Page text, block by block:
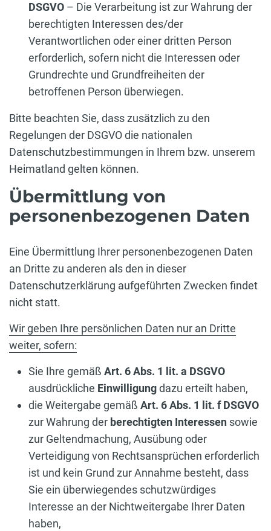
DSGVO – Die Verarbeitung ist zur Wahrung der
berechtigten Interessen des/der
Verantwortlichen oder einer dritten Person
erforderlich, sofern nicht die Interessen oder
Grundrechte und Grundfreiheiten der
betroffenen Person überwiegen.
Bitte beachten Sie, dass zusätzlich zu den
Regelungen der DSGVO die nationalen
Datenschutzbestimmungen in Ihrem bzw. unserem
Heimatland gelten können.
Übermittlung von
personenbezogenen Daten
Eine Übermittlung Ihrer personenbezogenen Daten
an Dritte zu anderen als den in dieser
Datenschutzerklärung aufgeführten Zwecken findet
nicht statt.
Wir geben Ihre persönlichen Daten nur an Dritte
weiter, sofern:
Sie Ihre gemäß Art. 6 Abs. 1 lit. a DSGVO
ausdrückliche Einwilligungdazu erteilt haben,
die Weitergabe gemäß Art. 6 Abs. 1 lit. f DSGVO
zur Wahrung der berechtigten Interessen sowie
zur Geltendmachung, Ausübung oder
Verteidigung von Rechtsansprüchen erforderlich
ist und kein Grund zur Annahme besteht, dass
Sie ein überwiegendes schutzwürdiges
Interesse an der Nichtweitergabe Ihrer Daten
haben,